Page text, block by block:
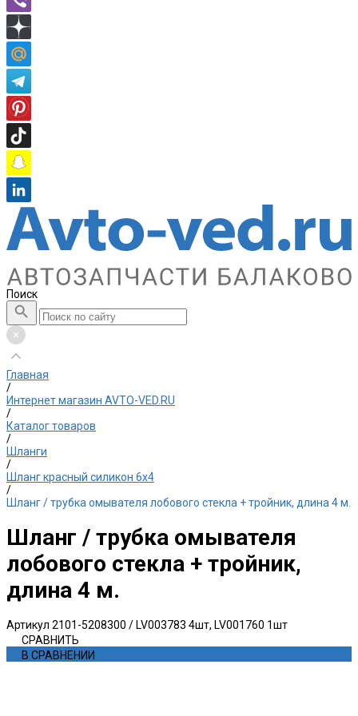
Поиск
Главная
/
Интернет магазин AVTO-VED.RU
/
Каталог товаров
/
Шланги
/
Шланг красный силикон 6х4
/
Шланг / трубка омывателя лобового стекла + тройник, длина 4 м.
Шланг / трубка омывателя
лобового стекла + тройник,
длина 4 м.
Артикул 2101-5208300 / LV003783 4шт, LV001760 1шт
СРАВНИТЬ
В СРАВНЕНИИ